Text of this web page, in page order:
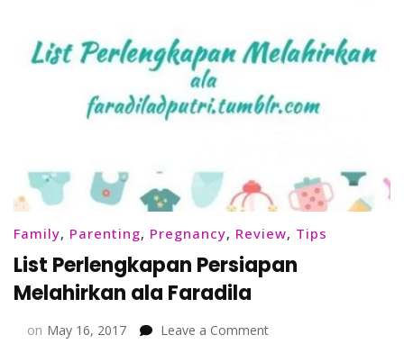
Family, Parenting, Pregnancy, Review, Tips
List Perlengkapan Persiapan
Melahirkan ala Faradila
on May 16, 2017 Leave a Commenton